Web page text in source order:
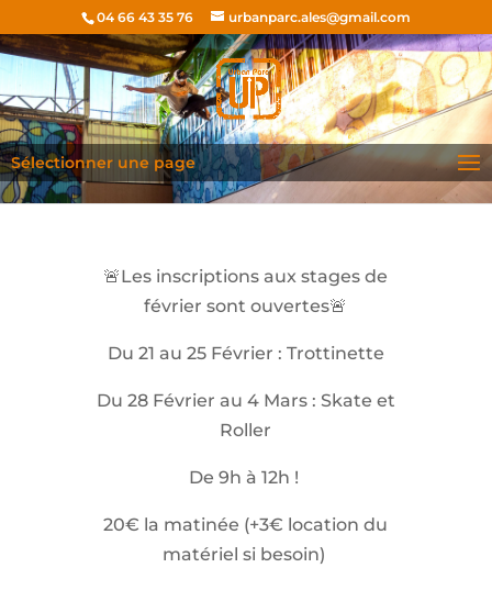
04 66 43 35 76 urbanparc.ales@gmail.com
Sélectionner une page
🚨Les inscriptions aux stages de
février sont ouvertes🚨
Du 21 au 25 Février : Trottinette
Du 28 Février au 4 Mars : Skate et
Roller
De 9h à 12h !
20€ la matinée (+3€ location du
matériel si besoin)